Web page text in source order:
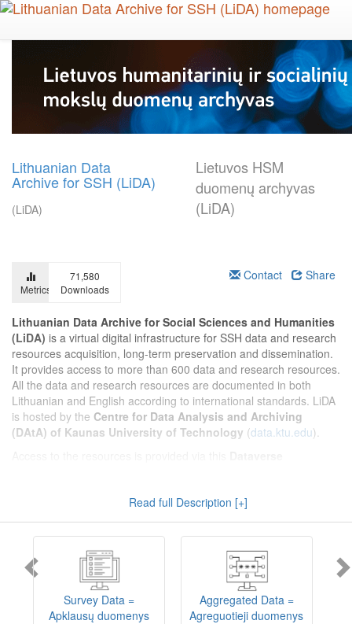
Skip
main
Lithuanian Data
Archive for SSH (LiDA)
(LiDA)
Lietuvos HSM
duomenų archyvas
(LiDA)
Metrics
71,580
Downloads
Contact Share
Lithuanian Data Archive for Social Sciences and Humanities
(LiDA) is a virtual digital infrastructure for SSH data and research
resources acquisition, long-term preservation and dissemination.
It provides access to more than 600 data and research resources.
All the data and research resources are documented in both
Lithuanian and English according to international standards. LiDA
is hosted by the Centre for Data Analysis and Archiving
(DAtA) of Kaunas University of Technology (data.ktu.edu).
implemented). LiDA curates different types of resources and they
are published into catalogues according to the type:Survey Data,
Interview Data,Aggregated Data
(including Historical Statistics),
, andEncoded Data
(including News Media Studies).
Also, LiDA holds collections of data produced in large national
projets (
Large Project Data
) as well as social sciences and
humanities data deposited by Lithuanian science and higher
education institutions and Lithuanian governmental institutions
Read full Description [+]
Survey Data =
Apklausų duomenys
Aggregated Data =
Agreguotieji duomenys